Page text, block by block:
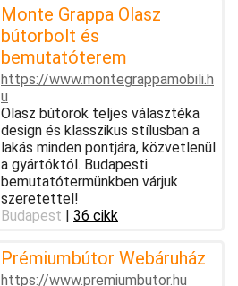
Monte Grappa Olasz
bútorbolt és
bemutatóterem
https://www.montegrappamobili.h
u
Olasz bútorok teljes választéka
design és klasszikus stílusban a
lakás minden pontjára, közvetlenül
a gyártóktól. Budapesti
bemutatótermünkben várjuk
szeretettel!
Budapest | 36 cikk
Prémiumbútor Webáruház
https://www.premiumbutor.hu